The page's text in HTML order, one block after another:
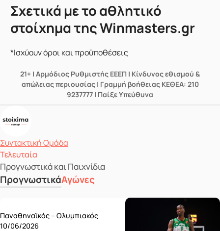
Τελευταία
Προγνωστικά και Παιχνίδια
ΠρογνωστικάΑγώνες
Παναθηναϊκός – Ολυμπιακός
10/06/2026
Σχετικά με το αθλητικό
στοίχημα της Winmasters.gr
*Ισχύουν όροι και προϋποθέσεις
21+ | Αρμόδιος Ρυθμιστής ΕΕΕΠ | Κίνδυνος εθισμού &
απώλειας περιουσίας | Γραμμή βοήθειας ΚΕΘΕΑ: 210
9237777 | Παίξε Υπεύθυνα
Δημοσιεύτηκε από
Συντακτική Ομάδα